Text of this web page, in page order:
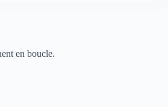
en boucle.